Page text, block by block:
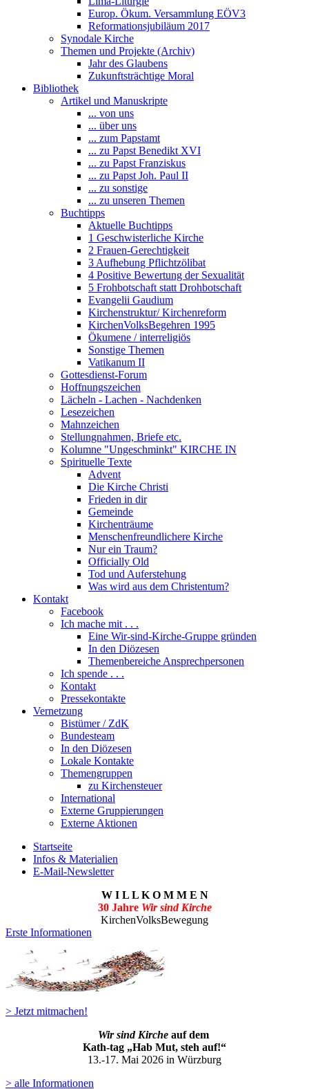
Europ. Ökum. Versammlung EÖV3
Reformationsjubiläum 2017
Synodale Kirche
Themen und Projekte (Archiv)
Jahr des Glaubens
Zukunftsträchtige Moral
Bibliothek
Artikel und Manuskripte
... von uns
... über uns
... zum Papstamt
... zu Papst Benedikt XVI
... zu Papst Franziskus
... zu Papst Joh. Paul II
... zu sonstige
... zu unseren Themen
Buchtipps
Aktuelle Buchtipps
1 Geschwisterliche Kirche
2 Frauen-Gerechtigkeit
3 Aufhebung Pflichtzölibat
4 Positive Bewertung der Sexualität
5 Frohbotschaft statt Drohbotschaft
Evangelii Gaudium
Kirchenstruktur/ Kirchenreform
KirchenVolksBegehren 1995
Ökumene / interreligiös
Sonstige Themen
Vatikanum II
Gottesdienst-Forum
Hoffnungszeichen
Lächeln - Lachen - Nachdenken
Lesezeichen
Mahnzeichen
Stellungnahmen, Briefe etc.
Kolumne "Ungeschminkt" KIRCHE IN
Spirituelle Texte
Advent
Die Kirche Christi
Frieden in dir
Gemeinde
Kirchenträume
Menschenfreundlichere Kirche
Nur ein Traum?
Officially Old
Tod und Auferstehung
Was wird aus dem Christentum?
Kontakt
Facebook
Ich mache mit . . .
Eine Wir-sind-Kirche-Gruppe gründen
In den Diözesen
Themenbereiche Ansprechpersonen
Ich spende . . .
Kontakt
Pressekontakte
Vernetzung
Bistümer / ZdK
Bundesteam
In den Diözesen
Lokale Kontakte
Themengruppen
zu Kirchensteuer
International
Externe Gruppierungen
Externe Aktionen
Startseite
Infos & Materialien
E-Mail-Newsletter
W I L L K O M M E N
30 Jahre Wir sind Kirche
KirchenVolksBewegung
Erste Informationen
> Jetzt mitmachen!
Wir sind Kirche auf dem
Kath-tag „Hab Mut, steh auf!“
13.-17. Mai 2026 in Würzburg
> alle Informationen